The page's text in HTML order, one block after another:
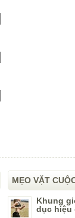
MẸO VẶT
Khung
dục hiệu